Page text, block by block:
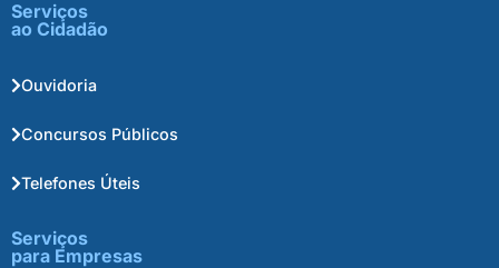
Serviços
ao Cidadão
Ouvidoria
Concursos Públicos
Telefones Úteis
Serviços
para Empresas